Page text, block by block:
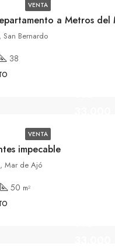
VENTA
Bernardo
38
VENTA
impecable
Mar de Ajó
50 m²